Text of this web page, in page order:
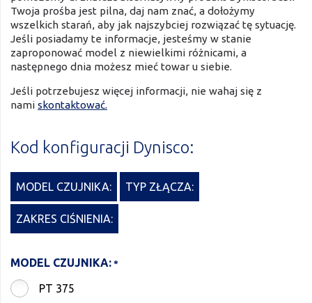
Twoja prośba jest pilna, daj nam znać, a dołożymy
wszelkich starań, aby jak najszybciej rozwiązać tę sytuację.
Jeśli posiadamy te informacje, jesteśmy w stanie
zaproponować model z niewielkimi różnicami, a
następnego dnia możesz mieć towar u siebie.
Jeśli potrzebujesz więcej informacji, nie wahaj się z
nami skontaktować.
Kod konfiguracji Dynisco:
MODEL CZUJNIKA: TYP ZŁĄCZA:
ZAKRES CIŚNIENIA:
MODEL CZUJNIKA:
PT 375